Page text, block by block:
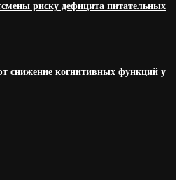
риску дефицита питательных
снижение когнитивных функций у